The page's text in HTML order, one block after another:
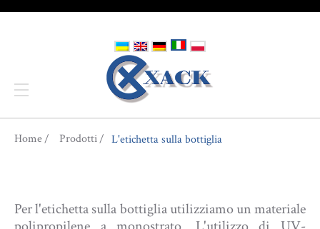
You are here
Home Prodotti L'etichetta sulla bottiglia
Per l'etichetta sulla bottiglia utilizziamo un materiale